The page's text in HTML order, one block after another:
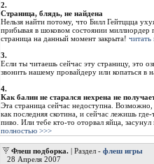
2.
Страница, блядь, не найдена
Нельзя найти потому, что Билл Гейтццца
прибывая в шоковом состоянии
страница на данный момент закрыта!
3.
Если ты читаешь сейчас эту страницу, это
звонить нашему провайдеру или копаться в
4.
Как балин не старался нехрена не
Эта страница сейчас недоступна.
как последняя скотина, и сейчас лежишь
пиво. Или тебе кто-то оторвал яйца,
полностью >>>
Флеш подборка. | Раздел - флеш игры
28 Апреля 2007